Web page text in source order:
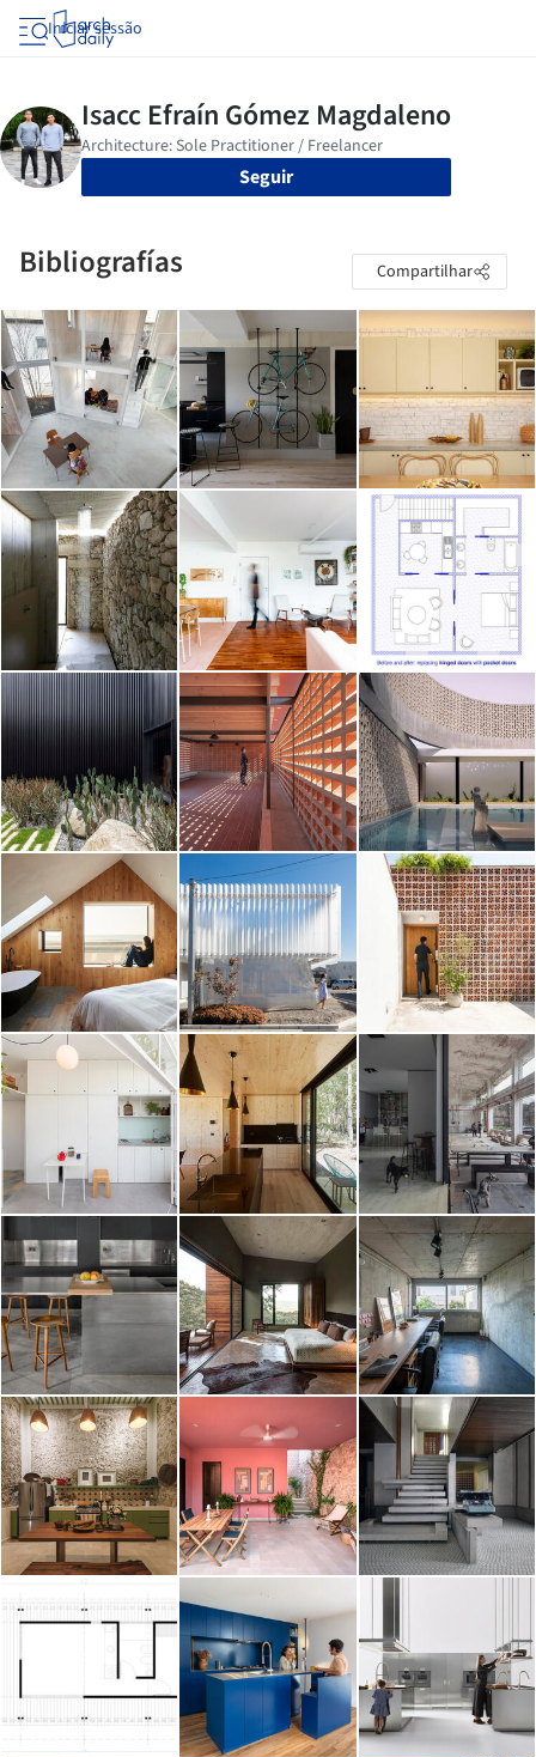
Iniciar sessão
Seguir
Bibliografías Compartilhar